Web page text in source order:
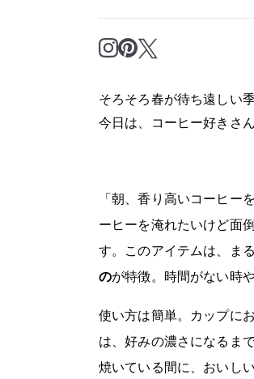
そろそろ春が待ち遠しい季
今日は、コーヒー好きさ
「朝、香り高いコーヒー
ーヒーを淹れたいけど面
す。このアイテムは、ま
のが特徴。時間がない時
使い方は簡単。カップに
は、好みの濃さになるま
焼いている間に、おいし